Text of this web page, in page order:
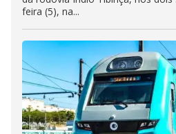
feira (5), na...